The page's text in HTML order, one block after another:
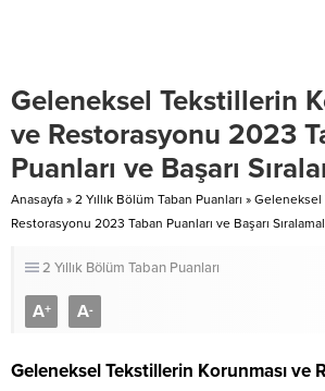
Geleneksel Tekstillerin
ve Restorasyonu 2023
Puanları ve Başarı
Anasayfa » 2 Yıllık Bölüm Taban Puanları » Geleneksel
Restorasyonu 2023 Taban Puanları ve Başarı
2 Yıllık Bölüm Taban Puanları
A+ A-
Geleneksel Tekstillerin Korunması ve